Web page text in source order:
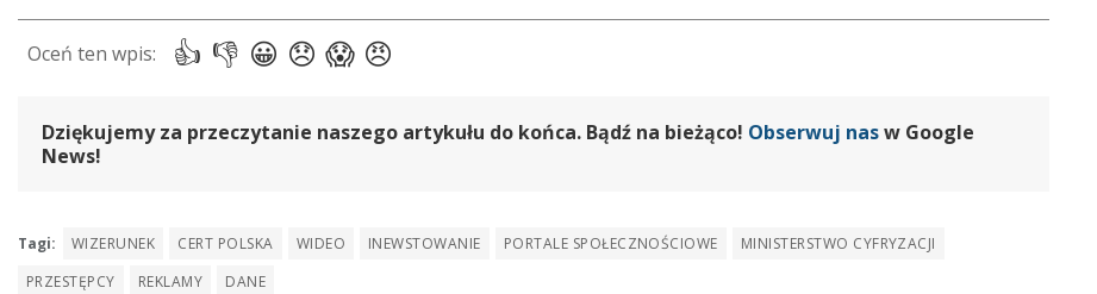
Dziękujemy za przeczytanie naszego artykułu do końca. Bądź na bieżąco! Obserwuj nasw Google
News!
Tagi: WIZERUNEK CERT POLSKA WIDEO INEWSTOWANIE PORTALE SPOŁECZNOŚCIOWE
MINISTERSTWO CYFRYZACJI
PRZESTĘPCY
REKLAMY DANE